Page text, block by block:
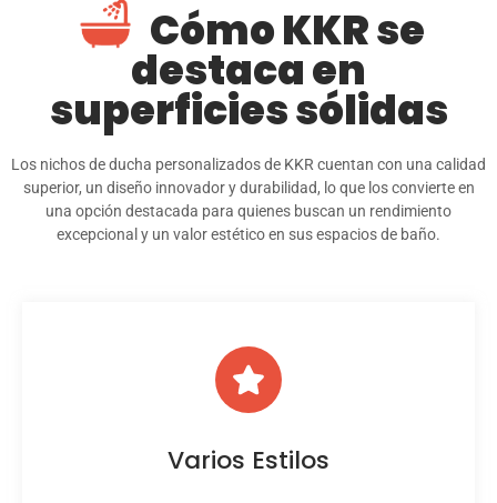
Cómo KKR se
destaca en
superficies sólidas
Los nichos de ducha personalizados de KKR cuentan con una calidad
superior, un diseño innovador y durabilidad, lo que los convierte en
una opción destacada para quienes buscan un rendimiento
excepcional y un valor estético en sus espacios de baño.
Varios Estilos